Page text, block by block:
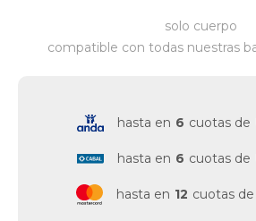
solo cuerpo
compatible con todas nuestras
hasta en 6 cuotas de
hasta en 6 cuotas de
hasta en 12 cuotas de
Ferretería
Vestimenta y calzado